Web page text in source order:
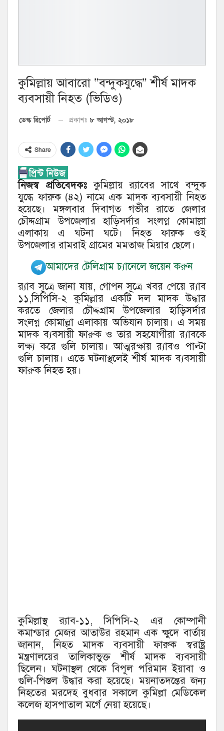
কুমিল্লায় আবারো “বন্দুকযুদ্ধে” শীর্ষ মাদক
ব্যবসায়ী নিহত (ভিডিও)
ডেস্ক রিপোর্ট প্রকাশঃ ৮ আগস্ট, ২০১৮
Share
নিজস্ব প্রতিবেদকঃকুমিল্লায় র‌্যাবের সাথে বন্দুক
যুদ্ধে ফারুক (৪২) নামে এক মাদক ব্যবসায়ী নিহত
হয়েছে। মঙ্গলবার দিবাগত গভীর রাতে জেলার
চৌদ্দগ্রাম উপজেলার হাড়িসর্দার সংলগ্ন কোমাল্লা
এলাকায় এ ঘটনা ঘটে। নিহত ফারুক ওই
উপজেলার রামরাই গ্রামের মমতাজ মিয়ার ছেলে।
আমাদের টেলিগ্রাম চ্যানেলে জয়েন করুন
র‌্যাব সূত্রে জানা যায়, গোপন সূত্রে খবর পেয়ে র‌্যাব
১১,সিপিসি-২ কুমিল্লার একটি দল মাদক উদ্ধার
করতে জেলার চৌদ্দগ্রাম উপজেলার হাড়িসর্দার
সংলগ্ন কোমাল্লা এলাকায় অভিযান চালায়। এ সময়
মাদক ব্যবসায়ী ফারুক ও তার সহযোগীরা র‌্যাবকে
লক্ষ্য করে গুলি চালায়। আত্মরক্ষায় র‌্যাবও পাল্টা
গুলি চালায়। এতে ঘটনাস্থলেই শীর্ষ মাদক ব্যবসায়ী
ফারুক নিহত হয়।
কুমিল্লাস্থ র‌্যাব-১১, সিপিসি-২ এর কোম্পানী
কমান্ডার মেজর আতাউর রহমান এক ক্ষুদে বার্তায়
জানান, নিহত মাদক ব্যবসায়ী ফারুক স্বরাষ্ট্র
মন্ত্রণালয়ের তালিকাভুক্ত শীর্ষ মাদক ব্যবসায়ী
ছিলেন। ঘটনাস্থল থেকে বিপূল পরিমান ইয়াবা ও
গুলি-পিস্তল উদ্ধার করা হয়েছে। ময়নাতদন্তের জন্য
নিহতের মরদেহ বুধবার সকালে কুমিল্লা মেডিকেল
কলেজ হাসপাতাল মর্গে নেয়া হয়েছে।